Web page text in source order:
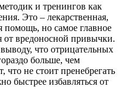
и тренингов как
Это – лекарственная,
помощь, но самое главное
от вредоносной привычки.
что отрицательных
больше, чем
что не стоит пренебрегать
быстрее избавляться от